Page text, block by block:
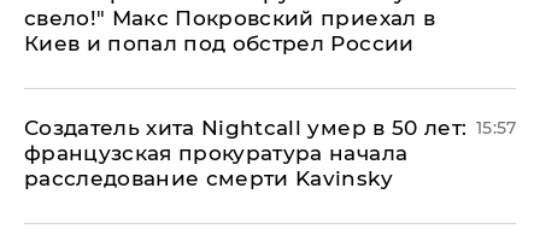
свело!" Макс Покровский приехал в
Киев и попал под обстрел России
Создатель хита Nightcall умер в 50 лет:
французская прокуратура начала
расследование смерти Kavinsky
15:57